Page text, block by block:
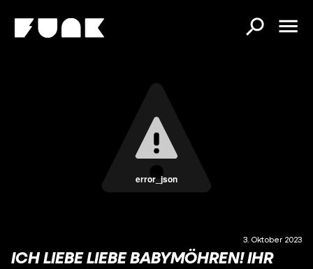
error_json
3. Oktober 2023
ICH LIEBE LIEBE BABYMÖHREN! IHR